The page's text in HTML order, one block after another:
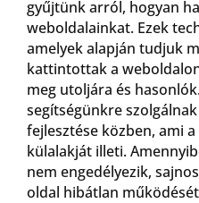
gyűjtünk arról, hogyan
weboldalainkat. Ezek
amelyek alapján tudjuk
kattintottak a
meg utoljára és
segítségünkre
fejlesztése közben, ami
külalakját illeti.
nem engedélyezik,
oldal hibátlan